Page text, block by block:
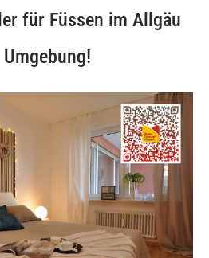
für Füssen im Allgäu